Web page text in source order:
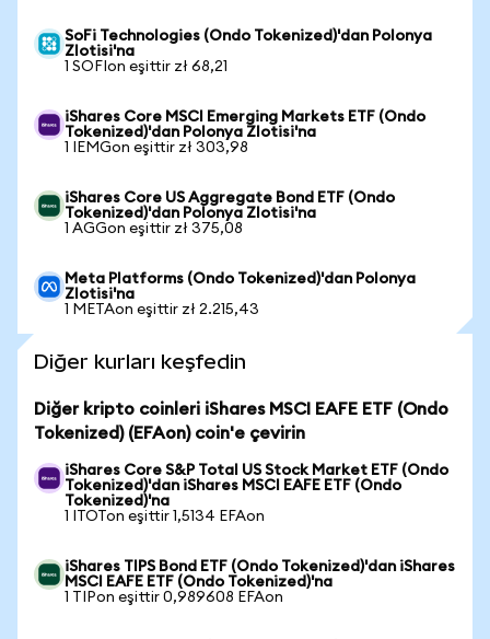
SoFi Technologies (Ondo Tokenized)'dan Polonya
Zlotisi'na
1 SOFIon eşittir zł 68,21
iShares Core MSCI Emerging Markets ETF (Ondo
Tokenized)'dan Polonya Zlotisi'na
1 IEMGon eşittir zł 303,98
iShares Core US Aggregate Bond ETF (Ondo
Tokenized)'dan Polonya Zlotisi'na
1 AGGon eşittir zł 375,08
Meta Platforms (Ondo Tokenized)'dan Polonya
Zlotisi'na
1 METAon eşittir zł 2.215,43
Diğer kurları keşfedin
Diğer kripto coinleri iShares MSCI EAFE ETF (Ondo
Tokenized) (EFAon) coin'e çevirin
iShares Core S&P Total US Stock Market ETF (Ondo
Tokenized)'dan iShares MSCI EAFE ETF (Ondo
Tokenized)'na
1 ITOTon eşittir 1,5134 EFAon
iShares TIPS Bond ETF (Ondo Tokenized)'dan iShares
MSCI EAFE ETF (Ondo Tokenized)'na
1 TIPon eşittir 0,989608 EFAon